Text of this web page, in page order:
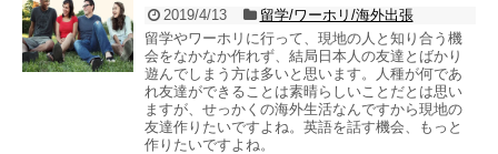
2019/4/13
留学/ワーホリ/海外出張
留学やワーホリに行って、現地の人と知り合う機
会をなかなか作れず、結局日本人の友達とばかり
遊んでしまう方は多いと思います。人種が何であ
れ友達ができることは素晴らしいことだとは思い
ますが、せっかくの海外生活なんですから現地の
友達作りたいですよね。英語を話す機会、もっと
作りたいですよね。